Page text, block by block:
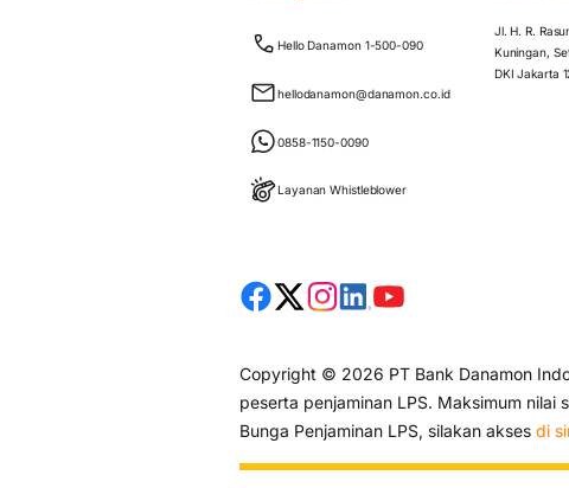
Hello Danamon 1-500-090
hellodanamon@danamon.co.id
0858-1150-0090
Layanan Whistleblower
Jl. H. R.
Kuningan,
DKI Jakarta
Copyright © 2026 PT Bank Danamon
peserta penjaminan LPS. Maksimum
Bunga Penjaminan LPS, silakan akses di